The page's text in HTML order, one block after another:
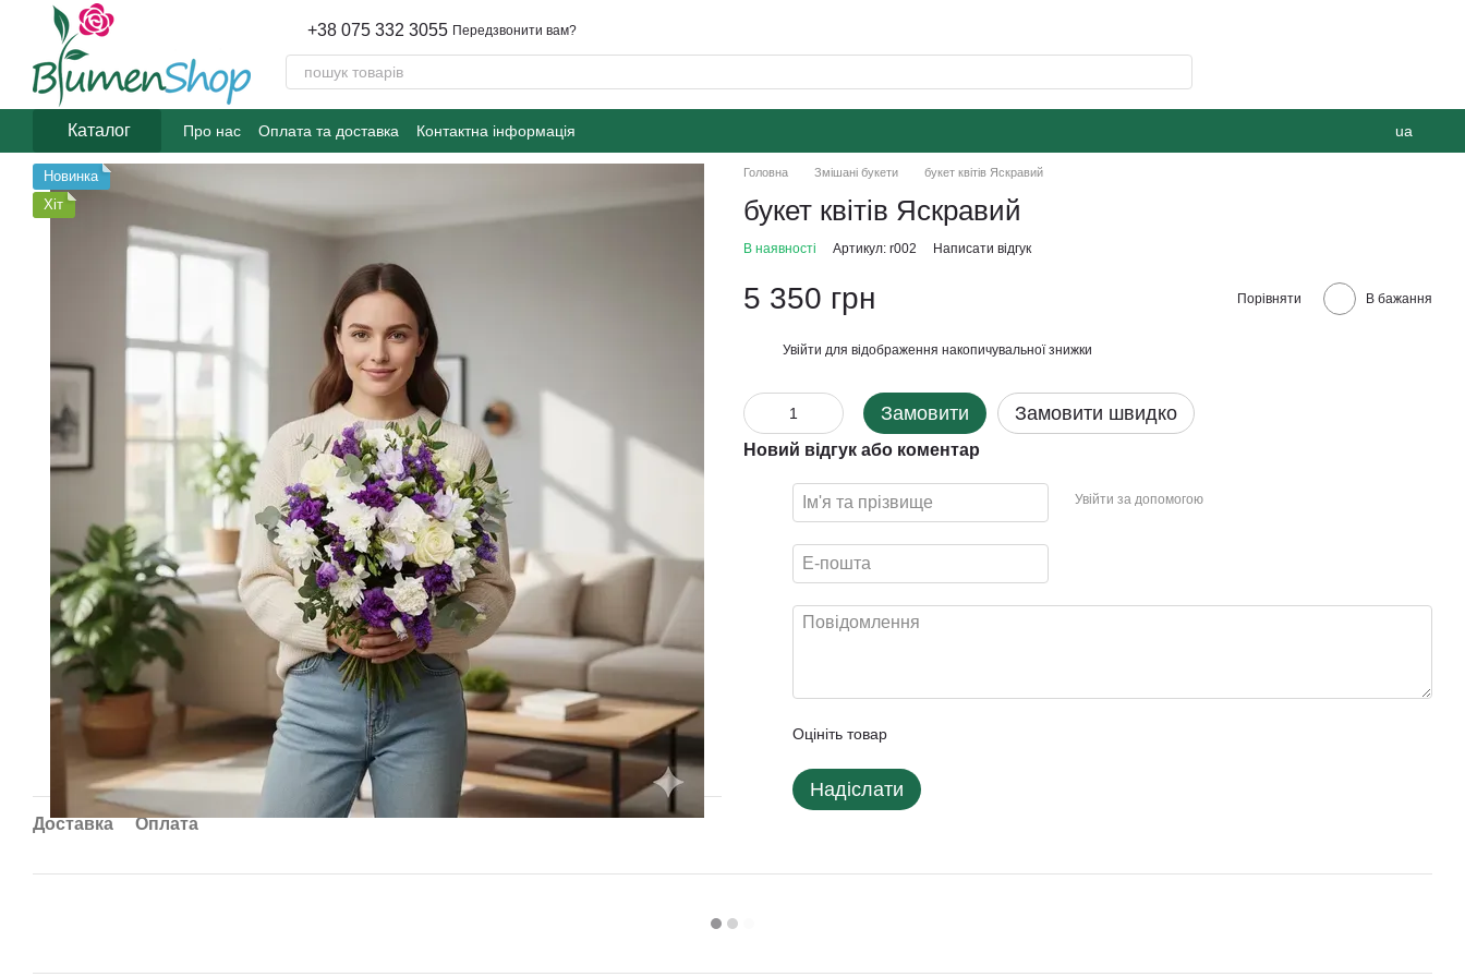
Перейти до основного контенту
+38 075 332 3055 Передзвонити вам?
Каталог Про нас Оплата та доставка Контактна інформація ua
Новинка
Хіт
Доставка Оплата
Головна Змішані букети букет квітів Яскравий
букет квітів Яскравий
В наявності Артикул: r002 Написати відгук
5 350 грн Порівняти В бажання
Увійти для відображення накопичувальної знижки
Замовити Замовити швидко
Новий відгук або коментар
Увійти за допомогою
Оцініть товар
Надіслати